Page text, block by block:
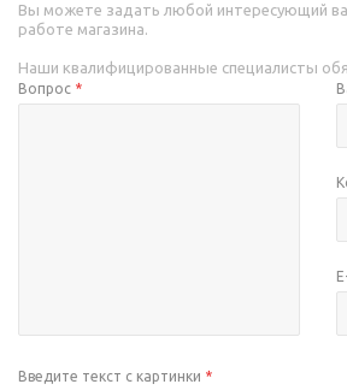
Вы можете задать любой интересующий
работе магазина.
Наши квалифицированные специалисты
Вопрос *
Введите текст с картинки *